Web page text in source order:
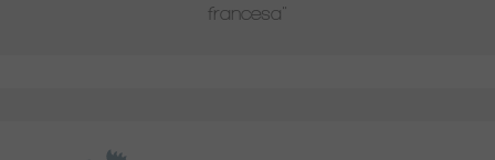
francesa"